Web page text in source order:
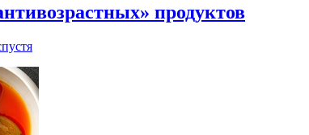
продуктов